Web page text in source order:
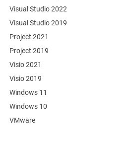
Visual Studio 2022
Visual Studio 2019
Project 2021
Project 2019
Visio 2021
Visio 2019
Windows 11
Windows 10
VMware